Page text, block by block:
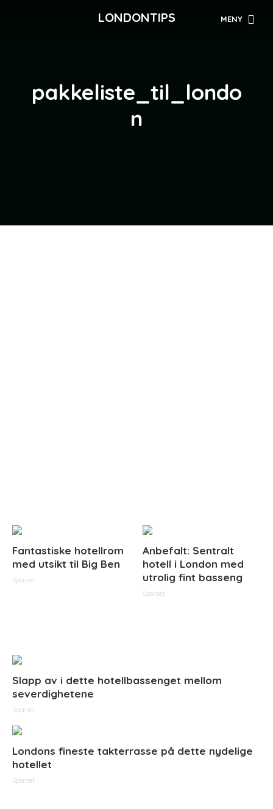
LONDONTIPS MENY
pakkeliste_til_londo
n
Fantastiske hotellrom
med utsikt til Big Ben
Sponset
Anbefalt: Sentralt
hotell i London med
utrolig fint basseng
Sponset
Slapp av i dette hotellbassenget mellom
severdighetene
Sponset
Londons fineste takterrasse på dette nydelige
hotellet
Sponset